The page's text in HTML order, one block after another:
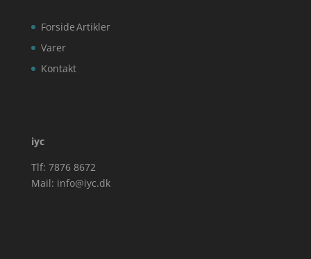
Forside
Varer
Kontakt
Artikler
iyc
Tlf: 7876 8672
Mail: info@iyc.dk